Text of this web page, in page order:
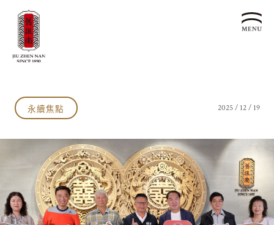
歷史沿革
文化生活誌
24節氣文化
漢餅文化
漢餅文化館
文化體驗
產品服務
產品介紹
企業客製贈禮區
預約品鑑
喜餅預約
企業永續
企業永續發展 ESG
最新消息
聯絡我們
永續焦點 2025 / 12 / 19